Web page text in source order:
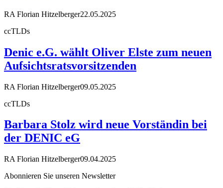
RA Florian Hitzelberger22.05.2025
ccTLDs
Denic e.G. wählt Oliver Elste zum neuen
Aufsichtsratsvorsitzenden
RA Florian Hitzelberger09.05.2025
ccTLDs
Barbara Stolz wird neue Vorständin bei
der DENIC eG
RA Florian Hitzelberger09.04.2025
Abonnieren Sie unseren Newsletter